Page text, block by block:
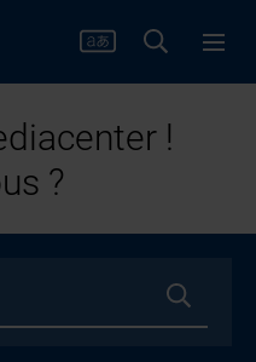
!
?